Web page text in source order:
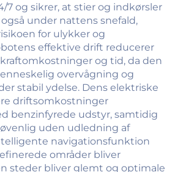
7 og sikrer, at stier og indkørsler
under nattens snefald,
for ulykker og
effektive drift reducerer
og tid, da den
overvågning og
stabil ydelse. Dens elektriske
driftsomkostninger
benzinfyrede udstyr, samtidig
uden udledning af
navigationsfunktion
områder bliver
steder bliver glemt og optimale